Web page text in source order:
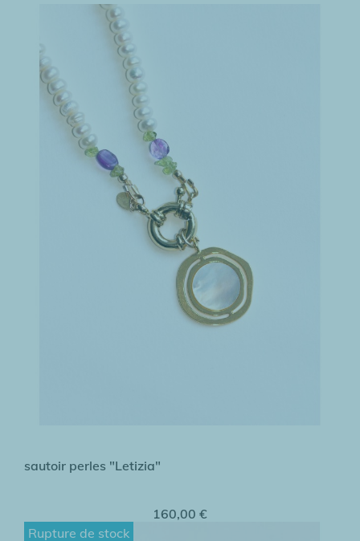
sautoir perles "Letizia"
160,00 €
Rupture de stock